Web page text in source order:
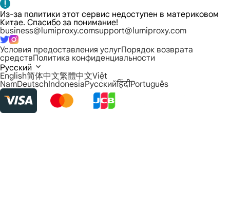
Из-за политики этот сервис недоступен в материковом
Китае. Спасибо за понимание!
business@lumiproxy.comsupport@lumiproxy.com
Условия предоставления услугПорядок возврата
средствПолитика конфиденциальности
Русский
English简体中文繁體中文Việt
NamDeutschIndonesiaРусскийहिंदीPortuguês